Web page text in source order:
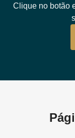
Clique no botão